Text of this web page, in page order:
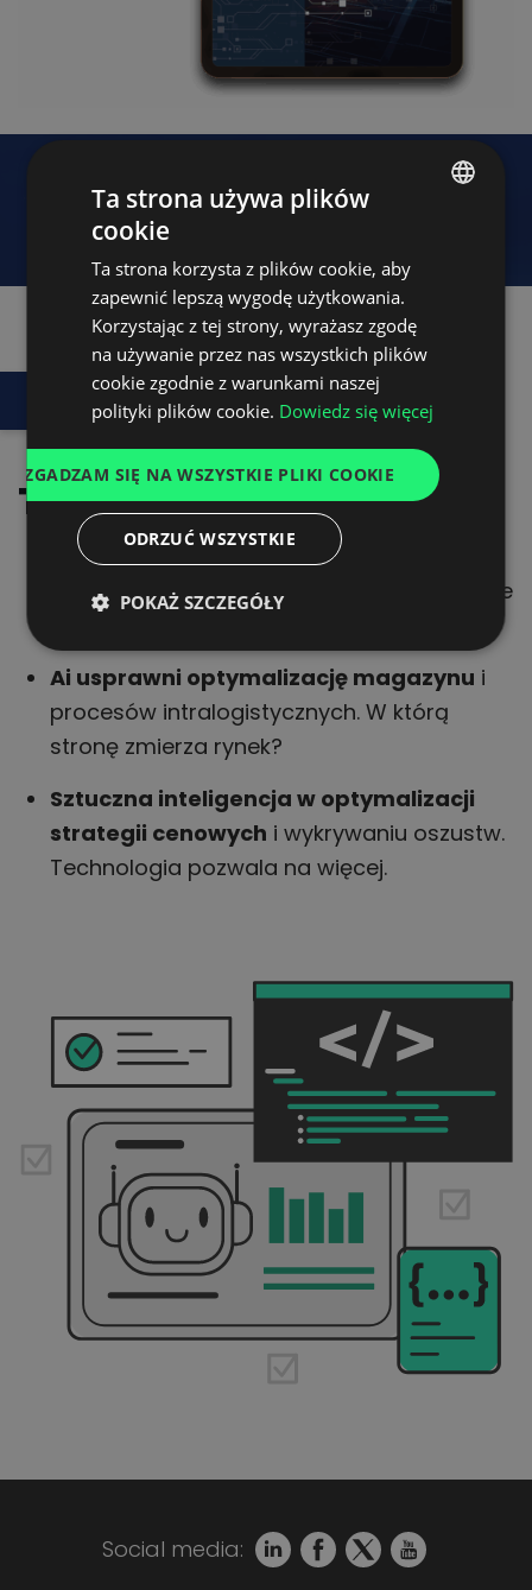
W RAPORCIE:
Trendyi wyzwania
Algorytmy coraz powszechniejsze
. Rośnie
Ai usprawni optymalizację magazynu i
procesów intralogistycznych. W którą
stronę zmierza rynek?
Sztuczna inteligencja w optymalizacji
strategii cenowych i wykrywaniu oszustw.
Technologia pozwala na więcej.
Social media:
ENGLISH
UKRAINIAN
FRENCH
Ta strona używa plików
cookie
Ta strona korzysta z plików cookie, aby
zapewnić lepszą wygodę użytkowania.
Korzystając z tej strony, wyrażasz zgodę
na używanie przez nas wszystkich plików
cookie zgodnie z warunkami naszej
polityki plików cookie. Dowiedz się więcej
ZGADZAM SIĘ NA WSZYSTKIE PLIKI COOKIE
ODRZUĆ WSZYSTKIE
POKAŻ SZCZEGÓŁY